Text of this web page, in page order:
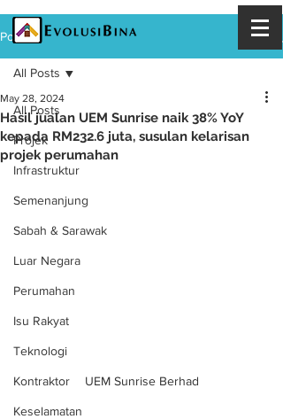
Post
All Posts
Projek
Infrastruktur
Semenanjung
Sabah & Sarawak
Luar Negara
Perumahan
Isu Rakyat
Teknologi
Kontraktor
Keselamatan
All Posts
Hasil jualan UEM Sunrise naik 38% YoY
kepada RM232.6 juta, susulan kelarisan
projek perumahan
May 28, 2024
UEM Sunrise Berhad